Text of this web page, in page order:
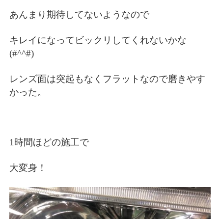
あんまり期待してないようなので
キレイになってビックリしてくれないかな
(#^^#)
レンズ面は突起もなくフラットなので磨きやす
かった。
1時間ほどの施工で
大変身！